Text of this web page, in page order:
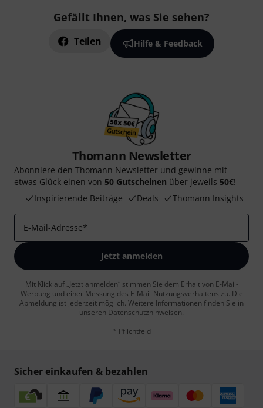
Gefällt Ihnen, was Sie sehen?
Teilen Hilfe & Feedback
Thomann Newsletter
Abonniere den Thomann Newsletter und gewinne mit
etwas Glück einen von 50 Gutscheinen über jeweils 50€!
Inspirierende Beiträge
Deals Thomann Insights
E-Mail-Adresse*
Jetzt anmelden
Mit Klick auf „Jetzt anmelden“ stimmen Sie dem Erhalt von E-Mail-
Werbung und einer Messung des E-Mail-Nutzungsverhaltens zu. Die
Abmeldung ist jederzeit möglich. Weitere Informationen finden Sie in
unseren Datenschutzhinweisen.
* Pflichtfeld
Sicher einkaufen & bezahlen